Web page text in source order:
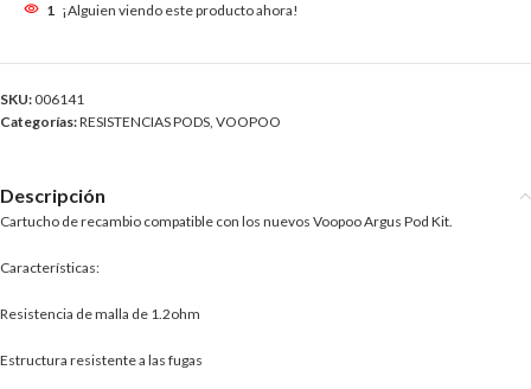
1 ¡Alguien viendo este producto ahora!
SKU: 006141
Categorías:RESISTENCIAS PODS, VOOPOO
Descripción
Cartucho de recambio compatible con los nuevos Voopoo Argus Pod Kit.
Características:
Resistencia de malla de 1.2ohm
Estructura resistente a las fugas